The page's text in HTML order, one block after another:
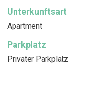
Unterkunftsart
Apartment
Parkplatz
Privater Parkplatz